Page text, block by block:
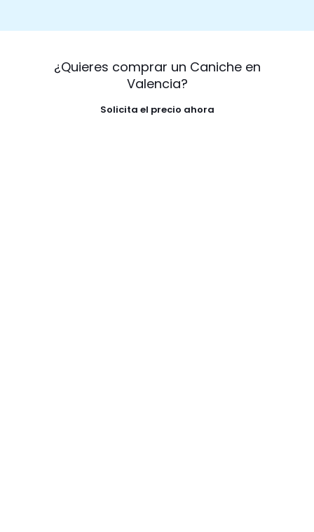
¿Quieres comprar un Caniche en
Valencia?
Solicita el precio ahora